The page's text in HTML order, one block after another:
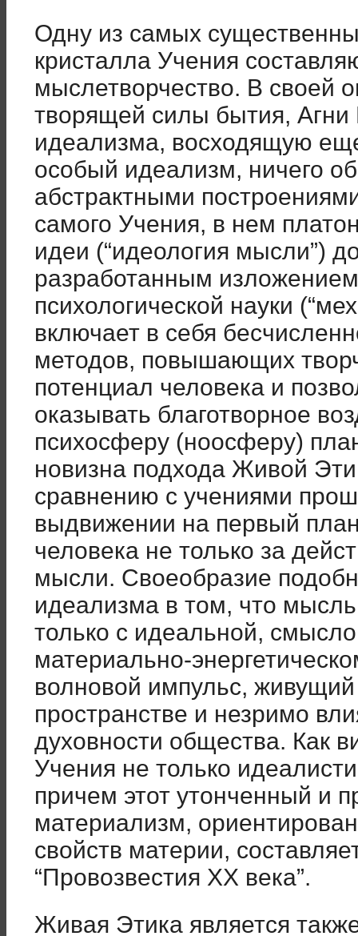
Одну из самых
кристалла Учения
мыслетворчество. В своей
творящей силы бытия,
идеализма, восходящую
особый идеализм, ничего
абстрактными
самого Учения, в нем
идеи (“идеология мысли”)
разработанным
психологической науки
включает в себя
методов, повышающих
потенциал человека и
оказывать благотворное
психосферу (ноосферу)
новизна подхода Живой
сравнению с учениями
выдвижении на первый
человека не только за
мысли. Своеобразие
идеализма в том, что
только с идеальной,
материально-
волновой импульс,
пространстве и незримо
духовности общества. Как
Учения не только
причем этот утонченный и
материализм,
свойств материи,
“Провозвестия ХХ века”.
Живая Этика является